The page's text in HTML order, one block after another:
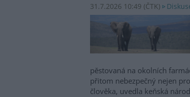
31.7.2026 10:49 (ČTK)
pěstovaná na okolních
přitom nebezpečný nejen
člověka, uvedla keňská